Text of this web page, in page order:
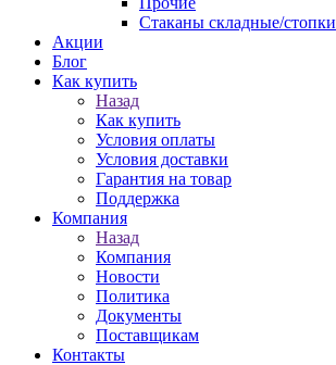
Стаканы складные/стопки
Акции
Блог
Как купить
Назад
Как купить
Условия оплаты
Условия доставки
Гарантия на товар
Поддержка
Компания
Назад
Компания
Новости
Политика
Документы
Поставщикам
Контакты